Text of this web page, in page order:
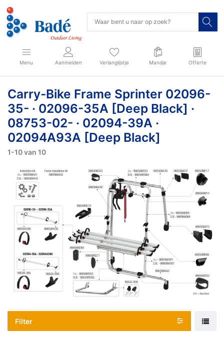
Menu Aanmelden Verlanglijstje Mandje Offerte
Carry-Bike Frame Sprinter 02096-
35- · 02096-35A [Deep Black] ·
08753-02- · 02094-39A ·
02094A93A [Deep Black]
1-10van 10
Filter